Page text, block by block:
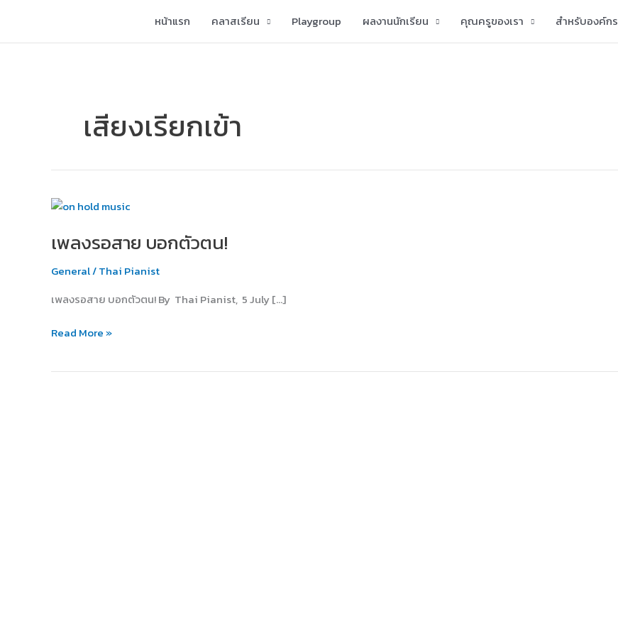
content
หน้าแรก คลาสเรียน Playgroup ผลงานนักเรียน คุณครูของเรา สำหรับองค์กร
เสียงเรียกเข้า
เพลงรอสาย บอกตัวตน!
General/Thai Pianist
เพลงรอสาย บอกตัวตน! By Thai Pianist, 5 July […]
เพลง
สาย
ตัว
Read More »